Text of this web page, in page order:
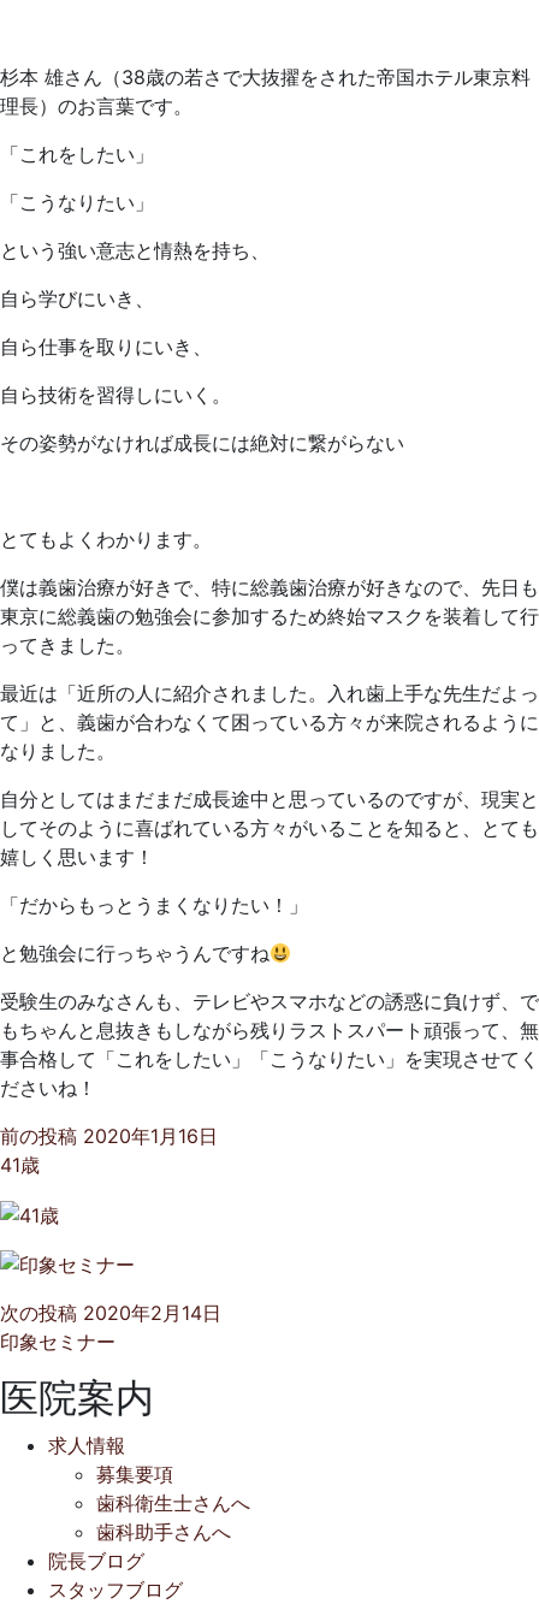
杉本 雄さん（38歳の若さで大抜擢をされた帝国ホテル東京料
理長）のお言葉です。
「これをしたい」
「こうなりたい」
という強い意志と情熱を持ち、
自ら学びにいき、
自ら仕事を取りにいき、
自ら技術を習得しにいく。
その姿勢がなければ成長には絶対に繋がらない
とてもよくわかります。
僕は義歯治療が好きで、特に総義歯治療が好きなので、先日も
東京に総義歯の勉強会に参加するため終始マスクを装着して行
ってきました。
最近は「近所の人に紹介されました。入れ歯上手な先生だよっ
て」と、義歯が合わなくて困っている方々が来院されるように
なりました。
自分としてはまだまだ成長途中と思っているのですが、現実と
してそのように喜ばれている方々がいることを知ると、とても
嬉しく思います！
「だからもっとうまくなりたい！」
と勉強会に行っちゃうんですね
受験生のみなさんも、テレビやスマホなどの誘惑に負けず、で
もちゃんと息抜きもしながら残りラストスパート頑張って、無
事合格して「これをしたい」「こうなりたい」を実現させてく
ださいね！
前の投稿 2020年1月16日
41歳
次の投稿 2020年2月14日
印象セミナー
医院案内
求人情報
募集要項
歯科衛生士さんへ
歯科助手さんへ
院長ブログ
スタッフブログ